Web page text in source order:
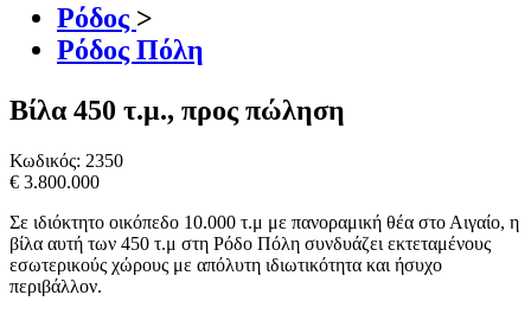
Ρόδος >
Ρόδος Πόλη
Βίλα 450 τ.μ., προς πώληση
Κωδικός: 2350
€ 3.800.000
Σε ιδιόκτητο οικόπεδο 10.000 τ.μ με πανοραμική θέα στο Αιγαίο, η
βίλα αυτή των 450 τ.μ στη Ρόδο Πόλη συνδυάζει εκτεταμένους
εσωτερικούς χώρους με απόλυτη ιδιωτικότητα και ήσυχο
περιβάλλον.